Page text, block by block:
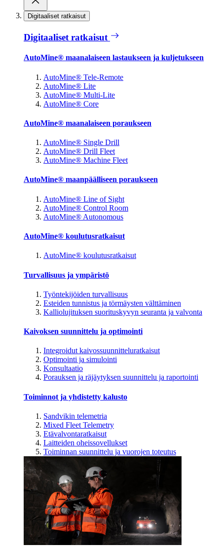
Digitaaliset ratkaisut
Digitaaliset ratkaisut
AutoMine® maanalaiseen lastaukseen ja kuljetukseen
AutoMine® Tele-Remote
AutoMine® Lite
AutoMine® Multi-Lite
AutoMine® Core
AutoMine® maanalaiseen poraukseen
AutoMine® Single Drill
AutoMine® Drill Fleet
AutoMine® Machine Fleet
AutoMine® maanpäälliseen poraukseen
AutoMine® Line of Sight
AutoMine® Control Room
AutoMine® Autonomous
AutoMine® koulutusratkaisut
AutoMine® koulutusratkaisut
Turvallisuus ja ympäristö
Työntekijöiden turvallisuus
Esteiden tunnistus ja törmäysten välttäminen
Kalliolujituksen suorituskyvyn seuranta ja valvonta
Kaivoksen suunnittelu ja optimointi
Integroidut kaivossuunnitteluratkaisut
Optimointi ja simulointi
Konsultaatio
Porauksen ja räjäytyksen suunnittelu ja raportointi
Toiminnot ja yhdistetty kalusto
Sandvikin telemetria
Mixed Fleet Telemetry
Etävalvontaratkaisut
Laitteiden oheissovellukset
Toiminnan suunnittelu ja vuorojen toteutus